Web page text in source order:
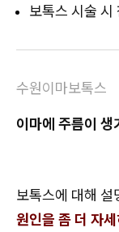
보톡스 시술 시
수원이마보톡스
이마에 주름이 생
보톡스에 대해 설
원인을 좀 더 자